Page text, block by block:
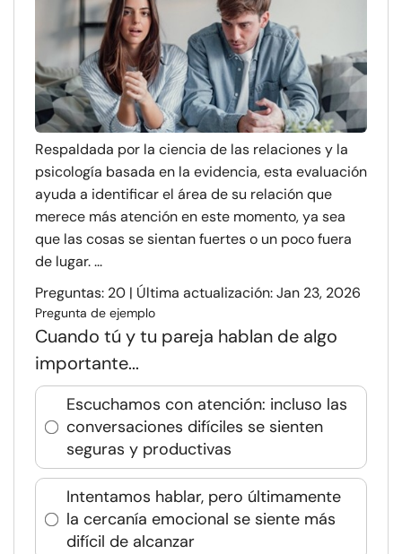
Respaldada por la ciencia de las relaciones y la
psicología basada en la evidencia, esta evaluación
ayuda a identificar el área de su relación que
merece más atención en este momento, ya sea
que las cosas se sientan fuertes o un poco fuera
de lugar. ...
Preguntas: 20 | Última actualización: Jan 23, 2026
Pregunta de ejemplo
Cuando tú y tu pareja hablan de algo
importante...
Escuchamos con atención: incluso las
conversaciones difíciles se sienten
seguras y productivas
Intentamos hablar, pero últimamente
la cercanía emocional se siente más
difícil de alcanzar